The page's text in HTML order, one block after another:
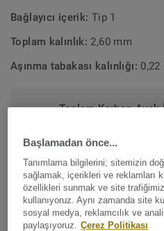
Bağlayıcı içerik: Tip 1
Toplam kalınlık: 2,60 mm
Aşınma tabakası kalınlığı: 0,22
Toplam Karbon
PROJEM KARBON AYAK
Başlamadan önce...
Tanımlama bilgilerini; sitemizin
sağlamak, içerikleri ve reklamları
özellikleri sunmak ve site
kullanıyoruz. Aynı zamanda site
sosyal medya, reklamcılık ve
paylaşıyoruz.
Çerez Politikası